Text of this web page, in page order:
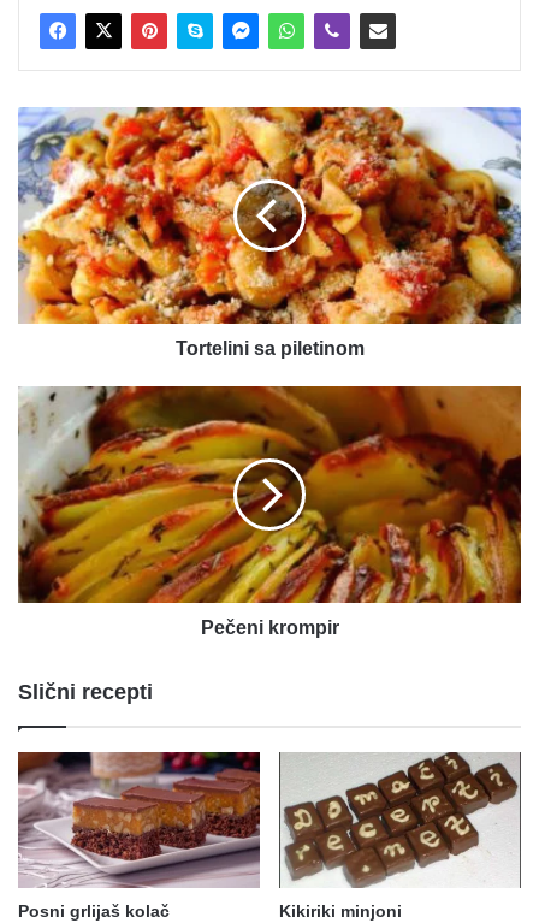
Tortelini
sa
piletinom
Tortelini sa piletinom
Pečeni
krompir
Pečeni krompir
Slični recepti
Posni grlijaš kolač Kikiriki minjoni